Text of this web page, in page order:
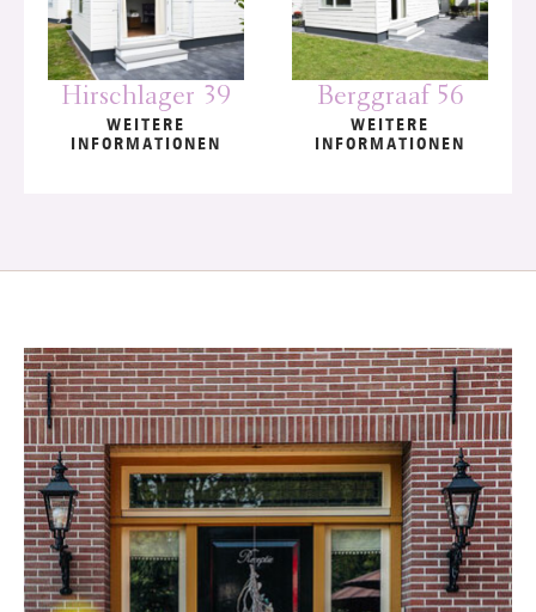
Hirschlager 39
WEITERE
INFORMATIONEN
Berggraaf 56
WEITERE
INFORMATIONEN